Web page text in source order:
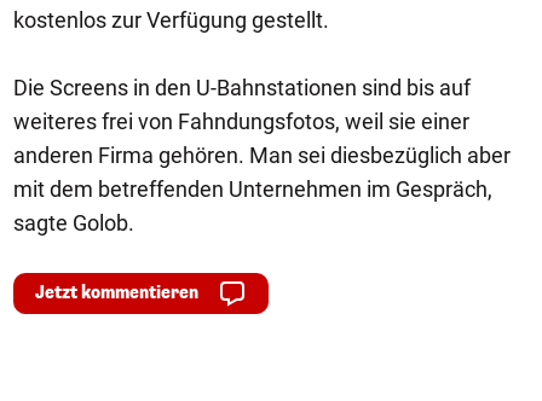
kostenlos zur Verfügung gestellt.
Die Screens in den U-Bahnstationen sind bis auf
weiteres frei von Fahndungsfotos, weil sie einer
anderen Firma gehören. Man sei diesbezüglich aber
mit dem betreffenden Unternehmen im Gespräch,
sagte Golob.
Jetzt kommentieren